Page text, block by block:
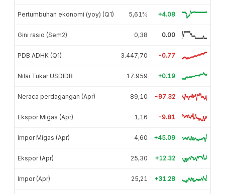
Pertumbuhan ekonomi (yoy) (Q1) 5,61% +4.08
Gini rasio (Sem2) 0,38 0.00
PDB ADHK (Q1) 3.447,70 -0.77
Nilai Tukar USDIDR 17.959 +0.19
Neraca perdagangan (Apr) 89,10 -97.32
Ekspor Migas (Apr) 1,16 -9.81
Impor Migas (Apr) 4,60 +45.09
Ekspor (Apr) 25,30 +12.32
Impor (Apr) 25,21 +31.28